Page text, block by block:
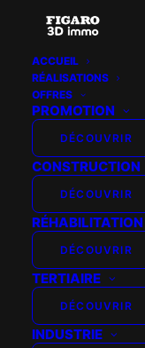
ACCUEIL
RÉALISATIONS
OFFRES
PROMOTION
DÉCOUVRIR
CONSTRUCTION
DÉCOUVRIR
RÉHABILITATION
DÉCOUVRIR
TERTIAIRE
DÉCOUVRIR
INDUSTRIE
Accueil